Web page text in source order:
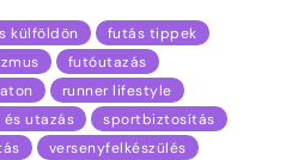
külföldön
futás tippek
futóutazás
runner lifestyle
utazás
sportbiztosítás
versenyfelkészülés